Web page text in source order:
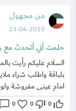
من مجهول
23-04-2019
حلمت أني أتحدث مع
السلام عليكم رأيت
بلباقة واطلب شراء
امام عينى مفروشة
thumb_up_off_alt
0
thumb_down_off_alt
0
favorite_border
0
chat_bubble_outline